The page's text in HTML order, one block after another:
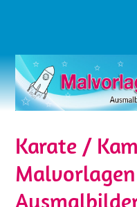
Karate /